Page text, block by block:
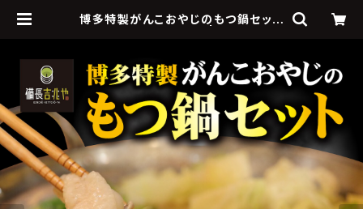
博多特製がんこおやじのもつ鍋セット